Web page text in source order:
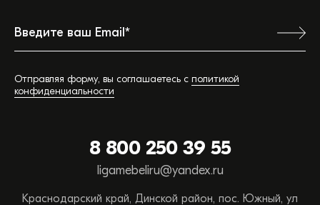
Отправляя форму, вы соглашаетесь с политикой
конфиденциальности
8 800 250 39 55
ligamebeliru@yandex.ru
Краснодарский край, Динской район, пос. Южный, ул
написав нам прямо сейчас:
ТЕЛЕФОН ОТДЕЛА ПРОДАЖ